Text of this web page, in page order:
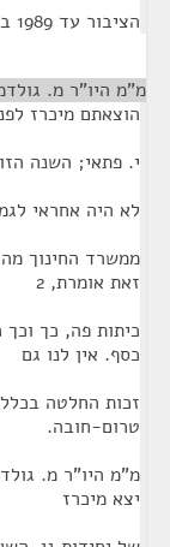
הציבור עד 1989 בערך. אנחנו בנינו גם כיתות טרום-חובה.
מ"מ היו"ר מ.
הוצאתם מיכרז
י. פתאי; השנה
לא היה אחראי
ממשרד החינוך מה
זאת אומרת, 2
כסף. אין לנו גם
זכות החלטה
טרום-חובה.
יצא מיכרז